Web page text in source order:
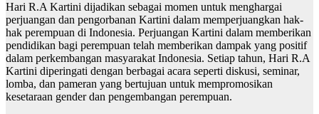
Hari R.A Kartini dijadikan sebagai momen untuk menghargai
perjuangan dan pengorbanan Kartini dalam memperjuangkan hak-
hak perempuan di Indonesia. Perjuangan Kartini dalam memberikan
pendidikan bagi perempuan telah memberikan dampak yang positif
dalam perkembangan masyarakat Indonesia. Setiap tahun, Hari R.A
Kartini diperingati dengan berbagai acara seperti diskusi, seminar,
lomba, dan pameran yang bertujuan untuk mempromosikan
kesetaraan gender dan pengembangan perempuan.